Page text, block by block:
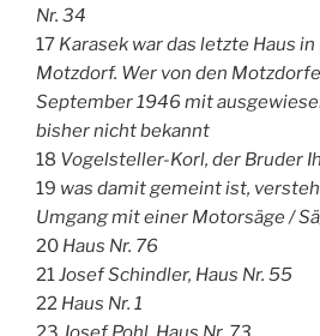
Nr. 34
17 Karasek war das letzte Haus
Motzdorf. Wer von den
September 1946 mit
bisher nicht bekannt
18 Vogelsteller-Korl, der Bruder
19 was damit gemeint ist,
Umgang mit einer Motorsäge /
20 Haus Nr. 76
21Josef Schindler, Haus Nr. 55
22 Haus Nr. 1